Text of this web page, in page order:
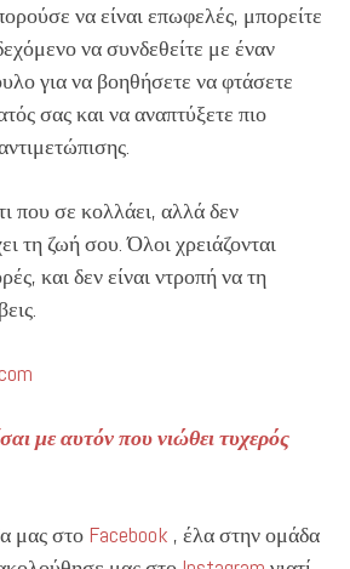
να είναι επωφελές, μπορείτε
να συνδεθείτε με έναν
για να βοηθήσετε να φτάσετε
σας και να αναπτύξετε πιο
που σε κολλάει, αλλά δεν
τη ζωή σου. Όλοι χρειάζονται
και δεν είναι ντροπή να τη
με αυτόν που νιώθει τυχερός
μας στο Facebook , έλα στην ομάδα